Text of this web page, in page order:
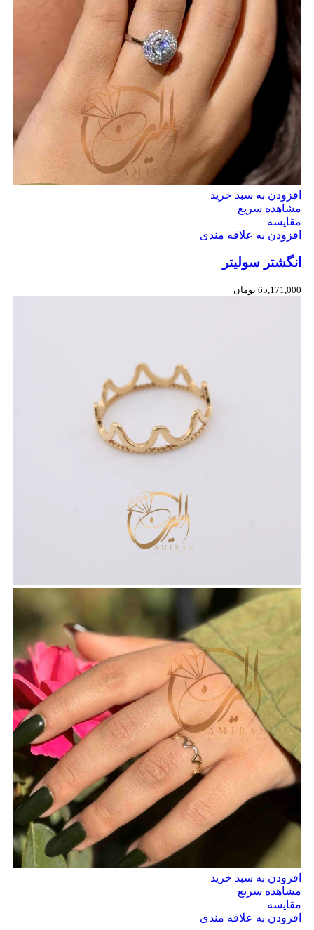
افزودن به سبد خرید
مشاهده سریع
مقایسه
افزودن به علاقه مندی
انگشتر سولیتر
65,171,000 تومان
افزودن به سبد خرید
مشاهده سریع
مقایسه
افزودن به علاقه مندی